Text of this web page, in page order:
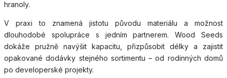
hranoly.
V praxi to znamená jistotu původu materiálu a možnost
dlouhodobé spolupráce s jedním partnerem. Wood Seeds
dokáže pružně navýšit kapacitu, přizpůsobit délky a zajistit
opakované dodávky stejného sortimentu – od rodinných domů
po developerské projekty.